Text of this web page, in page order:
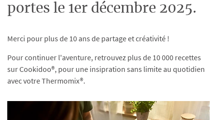
portes le 1er décembre 2025.
Merci pour plus de 10 ans de partage et créativité !
Pour continuer l'aventure, retrouvez plus de 10 000 recettes
sur Cookidoo®, pour une insipration sans limite au quotidien
avec votre Thermomix®.